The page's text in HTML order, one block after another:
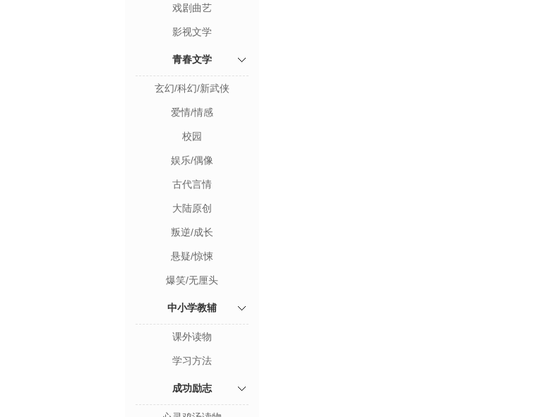
戏剧曲艺
影视文学
青春文学
玄幻/科幻/新武侠
爱情/情感
校园
娱乐/偶像
古代言情
大陆原创
叛逆/成长
悬疑/惊悚
爆笑/无厘头
中小学教辅
课外读物
学习方法
成功励志